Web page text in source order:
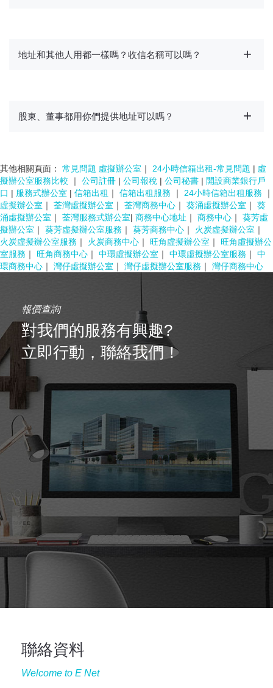
地址和其他人用都一樣嗎？收信名稱可以嗎？
股東、董事都用你們提供地址可以嗎？
其他相關頁面： 常見問題 虛擬辦公室 ｜ 24小時信箱出租-常見問題 | 虛
擬辦公室服務比較
｜ 公司註冊 | 公司報稅 | 公司秘書 | 開設商業銀行戶
口 | 服務式辦公室 | 信箱出租 ｜ 信箱出租服務 ｜ 24小時信箱出租服務
｜
虛擬辦公室 ｜ 荃灣虛擬辦公室 ｜ 荃灣商務中心 ｜ 葵涌虛擬辦公室 ｜ 葵
涌虛擬辦公室 ｜ 荃灣服務式辦公室| 商務中心地址 ｜ 商務中心 ｜ 葵芳虛
擬辦公室 ｜ 葵芳虛擬辦公室服務 ｜ 葵芳商務中心 ｜ 火炭虛擬辦公室 ｜
火炭虛擬辦公室服務 ｜ 火炭商務中心 ｜ 旺角虛擬辦公室 ｜ 旺角虛擬辦公
室服務 ｜ 旺角商務中心 ｜ 中環虛擬辦公室 ｜ 中環虛擬辦公室服務 ｜ 中
環商務中心 ｜ 灣仔虛擬辦公室 ｜ 灣仔虛擬辦公室服務 ｜ 灣仔商務中心
報價查詢
對我們的服務有興趣?
立即行動，聯絡我們！
聯絡資料
Welcome to E Net